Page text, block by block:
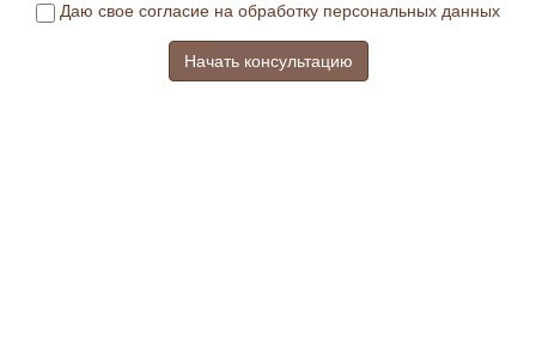
Даю свое согласие на обработку персональных данных
Начать консультацию